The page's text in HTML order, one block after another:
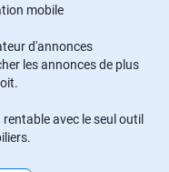
mobile
d'annonces
les annonces de plus
avec le seul outil